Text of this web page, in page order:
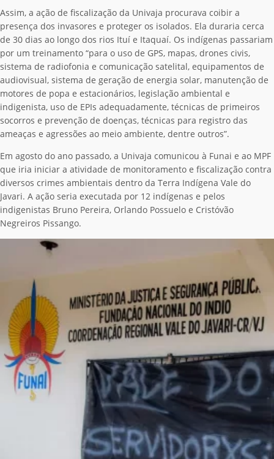
Assim, a ação de fiscalização da Univaja procurava coibir a
presença dos invasores e proteger os isolados. Ela duraria cerca
de 30 dias ao longo dos rios Ituí e Itaquaí. Os indígenas passariam
por um treinamento “para o uso de GPS, mapas, drones civis,
sistema de radiofonia e comunicação satelital, equipamentos de
audiovisual, sistema de geração de energia solar, manutenção de
motores de popa e estacionários, legislação ambiental e
indigenista, uso de EPIs adequadamente, técnicas de primeiros
socorros e prevenção de doenças, técnicas para registro das
ameaças e agressões ao meio ambiente, dentre outros”.
Em agosto do ano passado, a Univaja comunicou à Funai e ao MPF
que iria iniciar a atividade de monitoramento e fiscalização contra
diversos crimes ambientais dentro da Terra Indígena Vale do
Javari. A ação seria executada por 12 indígenas e pelos
indigenistas Bruno Pereira, Orlando Possuelo e Cristóvão
Negreiros Pissango.